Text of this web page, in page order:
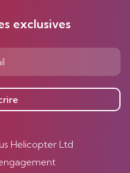
exclusives
Helicopter Ltd